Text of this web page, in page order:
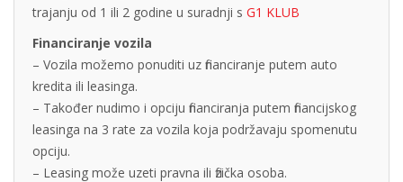
trajanju od 1 ili 2 godine u suradnji s G1 KLUB
Financiranje vozila
– Vozila možemo ponuditi uz financiranje putem auto
kredita ili leasinga.
– Također nudimo i opciju financiranja putem financijskog
leasinga na 3 rate za vozila koja podržavaju spomenutu
opciju.
– Leasing može uzeti pravna ili fizička osoba.